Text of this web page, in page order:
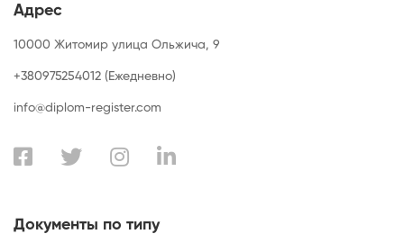
Адрес
10000 Житомир улица Ольжича, 9
+380975254012 (Ежедневно)
info@diplom-register.com
Документы по типу